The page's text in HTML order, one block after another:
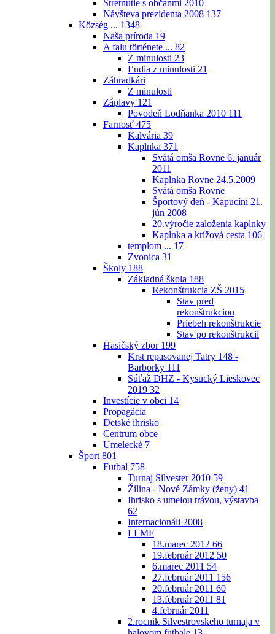
Stretnutie s občanmi 2010
Návšteva prezidenta 2008 137
Község ... 1348
Naša príroda 19
A falu története ... 82
Z minulosti 23
Ľudia z minulosti 21
Záhradkári
Z minulosti
Záplavy 121
Povodeň Lodňanka 2010 111
Farnosť 475
Kalvária 39
Kaplnka 371
Svätá omša Rovne 6. január
2011
Kaplnka Rovne 24.5.2009
Svätá omša Rovne
Športový deň - Kapucíni 21.
jún 2008
20.výročie založenia kaplnky
Kaplnka a krížová cesta 106
templom ... 17
Zvonica 31
Školy 188
Základná škola 188
Rekonštrukcia ZŠ 2015
Stav pred
rekonštrukciou
Priebeh rekonštrukcie
Stav po rekonštrukcii
Hasičský zbor 199
Krst repasovanej Tatry 148 -
Barborky 111
Súťaž DHZ - Kysucký Lieskovec
2019 32
Investície v obci 14
Propagácia
Detské ihrisko
Centrum obce
Umelecké 7
Šport 801
Futbal 758
Turnaj Silvester 2010 59
Žilina - Nové Zámky (ženy) 41
Ihrisko s umelou trávou, výstavba
62
Internacionáli 2008
LLMF
18.marec 2012 66
19.február 2012 50
6.marec 2011 54
27.február 2011 156
20.február 2011 60
13.február 2011 81
4.február 2011
2.rocnik Silvestrovskeho turnaja v